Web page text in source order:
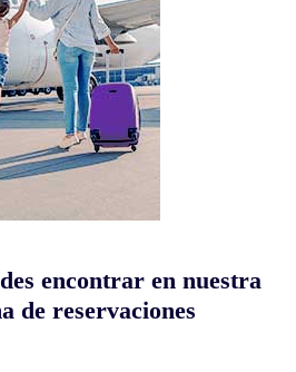
encontrar en nuestra
de reservaciones